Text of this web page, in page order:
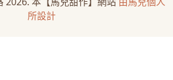
所設計